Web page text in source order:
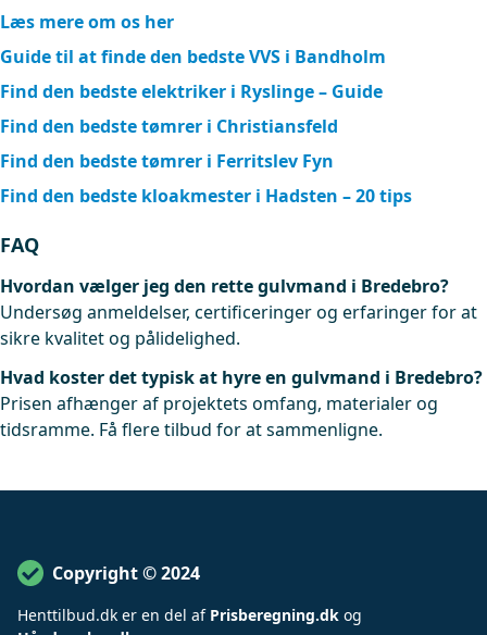
Læs mere om os her
Guide til at finde den bedste VVS i Bandholm
Find den bedste elektriker i Ryslinge – Guide
Find den bedste tømrer i Christiansfeld
Find den bedste tømrer i Ferritslev Fyn
Find den bedste kloakmester i Hadsten – 20 tips
FAQ
Hvordan vælger jeg den rette gulvmand i Bredebro?
Undersøg anmeldelser, certificeringer og erfaringer for at
sikre kvalitet og pålidelighed.
Hvad koster det typisk at hyre en gulvmand i Bredebro?
Prisen afhænger af projektets omfang, materialer og
tidsramme. Få flere tilbud for at sammenligne.
Copyright © 2024
Henttilbud.dk er en del af Prisberegning.dk og